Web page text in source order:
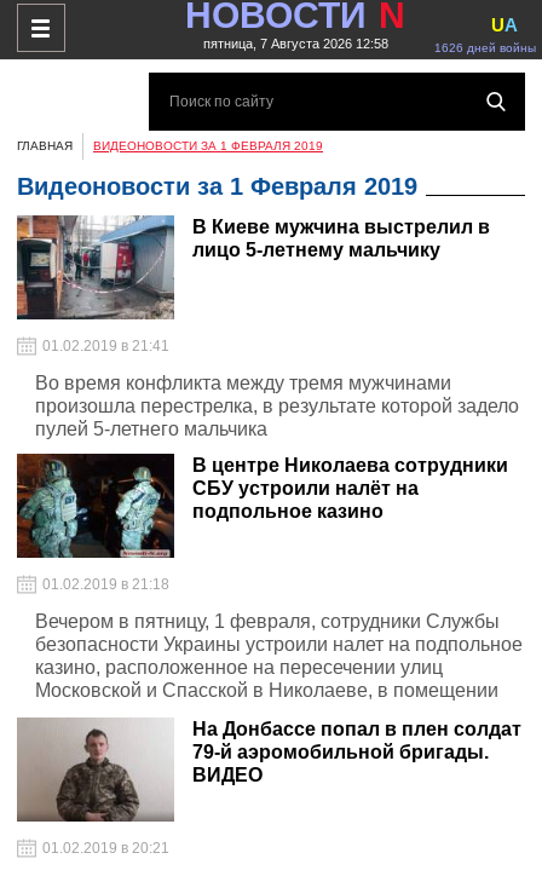
НОВОСТИ N
пятница, 7 Августа 2026 12:58 1626 дней войны
UA
ГЛАВНАЯ ВИДЕОНОВОСТИ ЗА 1 ФЕВРАЛЯ 2019
Видеоновости за 1 Февраля 2019
В Киеве мужчина выстрелил в
лицо 5-летнему мальчику
01.02.2019 в 21:41
Во время конфликта между тремя мужчинами
произошла перестрелка, в результате которой задело
пулей 5-летнего мальчика
В центре Николаева сотрудники
СБУ устроили налёт на
подпольное казино
01.02.2019 в 21:18
Вечером в пятницу, 1 февраля, сотрудники Службы
безопасности Украины устроили налет на подпольное
казино, расположенное на пересечении улиц
Московской и Спасской в Николаеве, в помещении
бывшего ресторана «Домовой»
На Донбассе попал в плен солдат
79-й аэромобильной бригады.
ВИДЕО
01.02.2019 в 20:21